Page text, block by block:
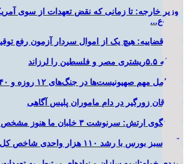
وزیر خارجه: تا زمانی که نقض تعهدات از سوی
شروع...
قوه قضاییه: هیچ یک از اموال سردار آزمون رفع
زلزله ۵.۵ریشتری مصر و فلسطین را لرزاند
سارقان زورگیر در دام ماموران پلیس آگاهی
سخنگوی ارتش: سرنوشت ۳ خلبان ما هنوز مشخص نیست
آغاز سبز بورس با رشد ۱۱۰ هزار واحدی شاخص کل